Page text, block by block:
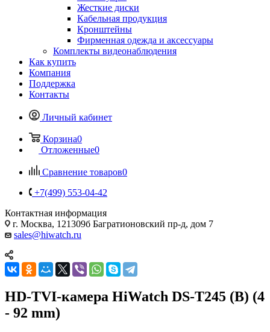
Жесткие диски
Кабельная продукция
Кронштейны
Фирменная одежда и аксессуары
Комплекты видеонаблюдения
Как купить
Компания
Поддержка
Контакты
Личный кабинет
Корзина0
Отложенные0
Сравнение товаров0
+7(499) 553-04-42
Контактная информация
г. Москва, 121309б Багратионовский пр-д, дом 7
sales@hiwatch.ru
HD-TVI-камера HiWatch DS-T245 (B) (4
- 92 mm)